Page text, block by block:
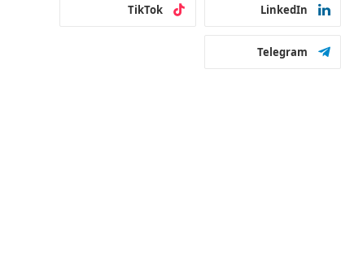
LinkedIn
TikTok
Telegram